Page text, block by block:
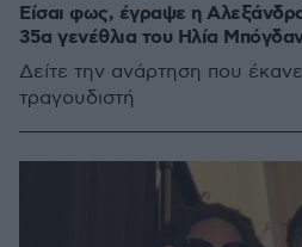
Eίσαι φως, έγραψε η
35α γενέθλια του Ηλία
Δείτε την ανάρτηση που
τραγουδιστή